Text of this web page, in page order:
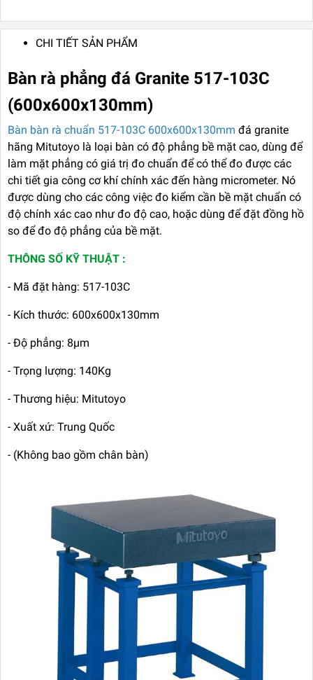
CHI TIẾT SẢN PHẨM
Bàn rà phẳng đá Granite 517-103C
(600x600x130mm)
Bàn bàn rà chuẩn 517-103C 600x600x130mm đá granite
hãng Mitutoyo là loại bàn có độ phẳng bề mặt cao, dùng để
làm mặt phẳng có giá trị đo chuẩn để có thể đo được các
chi tiết gia công cơ khí chính xác đến hàng micrometer. Nó
được dùng cho các công việc đo kiểm cần bề mặt chuẩn có
độ chính xác cao như đo độ cao, hoặc dùng để đặt đồng hồ
so để đo độ phẳng của bề mặt.
THÔNG SỐ KỸ THUẬT :
- Mã đặt hàng: 517-103C
- Kích thước: 600x600x130mm
- Độ phẳng: 8μm
- Trọng lượng: 140Kg
- Thương hiệu: Mitutoyo
- Xuất xứ: Trung Quốc
- (Không bao gồm chân bàn)